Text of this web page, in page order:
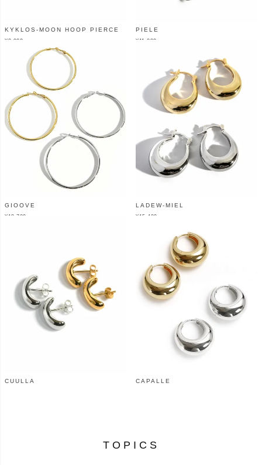
KYKLOS-MOON HOOP PIERCE
¥9,900
PIELE
¥ 11,000
GIOOVE
¥ 18,700
LADEW-MIEL
¥ 15,400
CUULLA CAPALLE
TOPICS